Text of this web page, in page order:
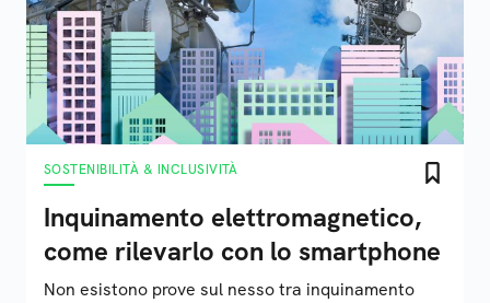
SOSTENIBILITÀ & INCLUSIVITÀ
Inquinamento elettromagnetico,
come rilevarlo con lo smartphone
Non esistono prove sul nesso tra inquinamento